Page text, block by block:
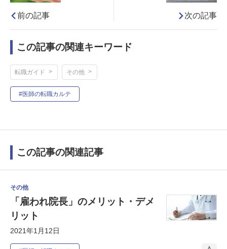
前の記事 次の記事
この記事の関連キーワード
転職ガイド その他
#医師の転職カルテ
この記事の関連記事
その他
「雇われ院長」のメリット・デメ
リット
2021年1月12日